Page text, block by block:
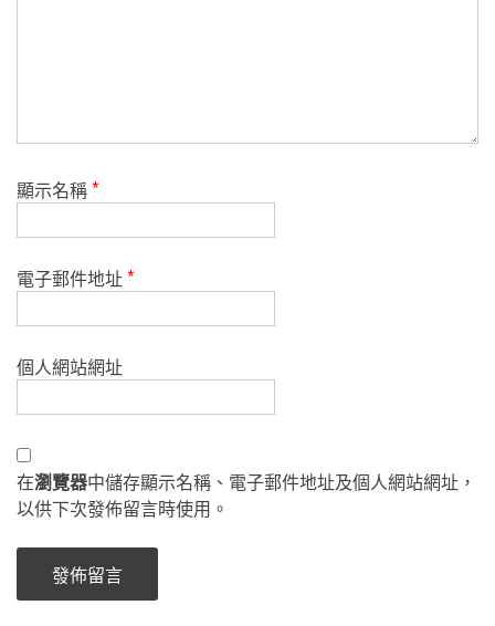
顯示名稱*
電子郵件地址*
個人網站網址
在瀏覽器中儲存顯示名稱、電子郵件地址及個人網站網址，
以供下次發佈留言時使用。